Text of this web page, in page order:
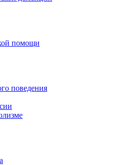
помощи
поведения